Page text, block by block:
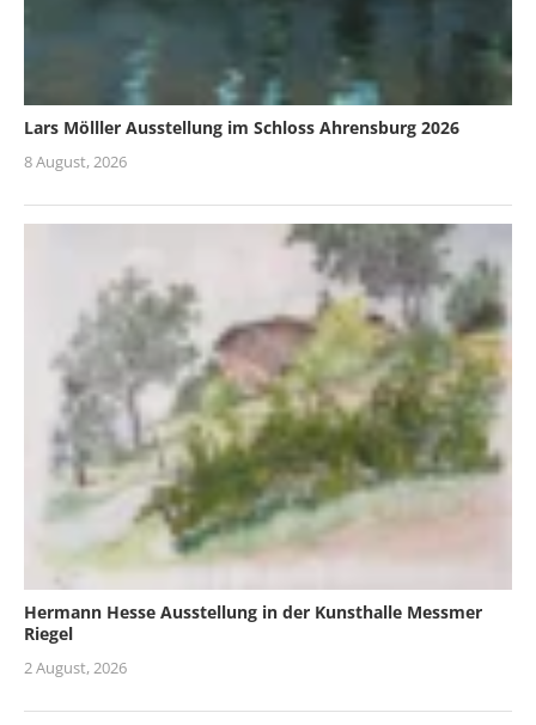
Lars Mölller Ausstellung im Schloss Ahrensburg 2026
8 August, 2026
Hermann Hesse Ausstellung in der Kunsthalle Messmer
Riegel
2 August, 2026